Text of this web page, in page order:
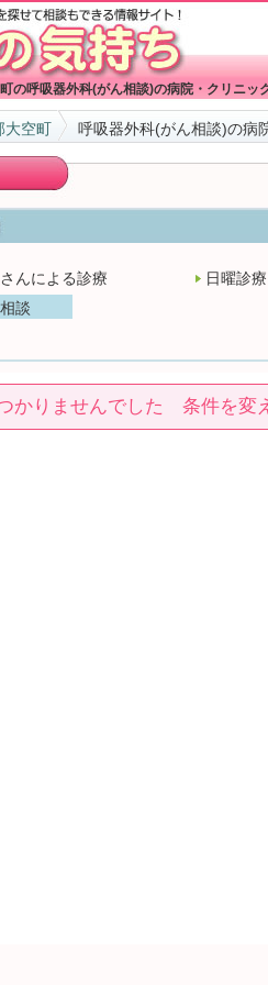
の呼吸器外科(がん相談)の病院・クリニッ
大空町 呼吸器外科(がん相談)の病
んによる診療
日曜診療
談
かりませんでした 条件を